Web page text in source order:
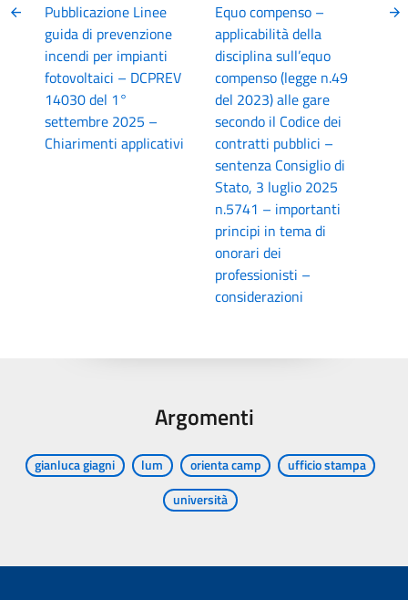
Pubblicazione Linee
guida di prevenzione
incendi per impianti
fotovoltaici – DCPREV
14030 del 1°
settembre 2025 –
Chiarimenti applicativi
Equo compenso –
applicabilità della
disciplina sull’equo
compenso (legge n.49
del 2023) alle gare
secondo il Codice dei
contratti pubblici –
sentenza Consiglio di
Stato, 3 luglio 2025
n.5741 – importanti
principi in tema di
onorari dei
professionisti –
considerazioni
Argomenti
gianluca giagni lum orienta camp
ufficio stampa
università